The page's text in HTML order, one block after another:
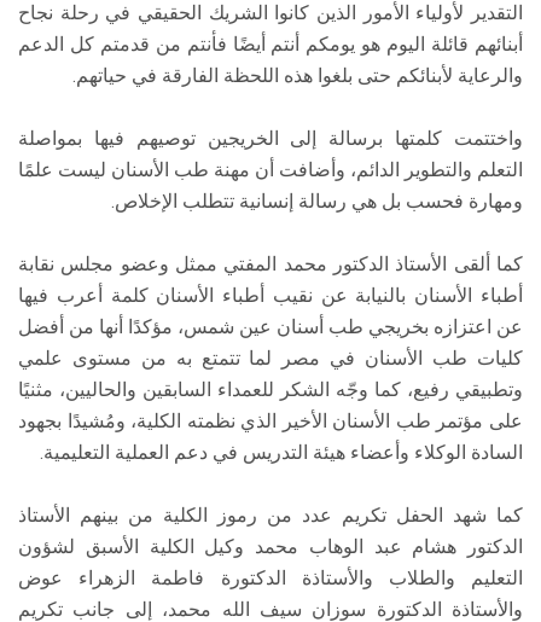
التقدير لأولياء الأمور الذين كانوا الشريك الحقيقي في رحلة نجاح
أبنائهم قائلة اليوم هو يومكم أنتم أيضًا فأنتم من قدمتم كل الدعم
والرعاية لأبنائكم حتى بلغوا هذه اللحظة الفارقة في حياتهم.
واختتمت كلمتها برسالة إلى الخريجين توصيهم فيها بمواصلة
التعلم والتطوير الدائم، وأضافت أن مهنة طب الأسنان ليست علمًا
ومهارة فحسب بل هي رسالة إنسانية تتطلب الإخلاص.
كما ألقى الأستاذ الدكتور محمد المفتي ممثل وعضو مجلس نقابة
أطباء الأسنان بالنيابة عن نقيب أطباء الأسنان كلمة أعرب فيها
عن اعتزازه بخريجي طب أسنان عين شمس، مؤكدًا أنها من أفضل
كليات طب الأسنان في مصر لما تتمتع به من مستوى علمي
وتطبيقي رفيع، كما وجّه الشكر للعمداء السابقين والحاليين، مثنيًا
على مؤتمر طب الأسنان الأخير الذي نظمته الكلية، ومُشيدًا بجهود
السادة الوكلاء وأعضاء هيئة التدريس في دعم العملية التعليمية.
كما شهد الحفل تكريم عدد من رموز الكلية من بينهم الأستاذ
الدكتور هشام عبد الوهاب محمد وكيل الكلية الأسبق لشؤون
التعليم والطلاب والأستاذة الدكتورة فاطمة الزهراء عوض
والأستاذة الدكتورة سوزان سيف الله محمد، إلى جانب تكريم